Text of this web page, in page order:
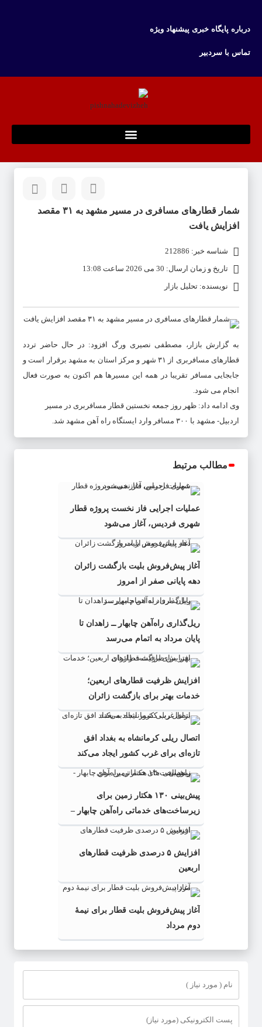
درباره پایگاه خبری پیشنهاد ویژه
تماس با سردبیر
شمار قطارهای مسافری در مسیر مشهد به ۳۱ مقصد
افزایش یافت
شناسه خبر: 212886
تاریخ و زمان ارسال: 30 می 2026 ساعت 13:08
نویسنده: تحلیل بازار
به گزارش بازار، مصطفی نصیری ورگ افزود: در حال حاضر تردد
قطارهای مسافربری از ۳۱ شهر و مرکز استان به مشهد برقرار است و
جابجایی مسافر تقریبا در همه این مسیرها هم اکنون به صورت فعال
انجام می شود.
وی ادامه داد: ظهر روز جمعه نخستین قطار مسافربری در مسیر
اردبیل- مشهد با ۳۰۰ مسافر وارد ایستگاه راه آهن مشهد شد.
مطالب مرتبط
عملیات اجرایی فاز نخست پروژه قطار
شهری فردیس، آغاز می‌شود
آغاز پیش‌فروش بلیت بازگشت زائران
دهه پایانی صفر از امروز
ریل‌گذاری راه‌آهن چابهار ــ زاهدان تا
پایان مرداد به اتمام می‌رسد
افزایش ظرفیت قطارهای اربعین؛
خدمات بهتر برای بازگشت زائران
اتصال ریلی کرمانشاه به بغداد افق
تازه‌ای برای غرب کشور ایجاد می‌کند
پیش‌بینی ۱۳۰ هکتار زمین برای
زیرساخت‌های خدماتی راه‌آهن چابهار –
زاهدان
افزایش ۵ درصدی ظرفیت قطارهای
اربعین
آغاز پیش‌فروش بلیت قطار برای نیمۀ
دوم مرداد